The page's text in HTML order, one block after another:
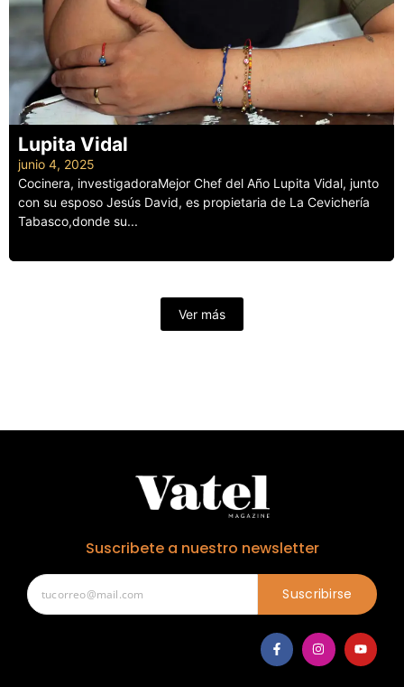
Lupita Vidal
junio 4, 2025
Cocinera, investigadoraMejor Chef del Año Lupita Vidal, junto
con su esposo Jesús David, es propietaria de La Cevichería
Tabasco,donde su...
Ver más
Suscribete a nuestro newsletter
Suscribirse